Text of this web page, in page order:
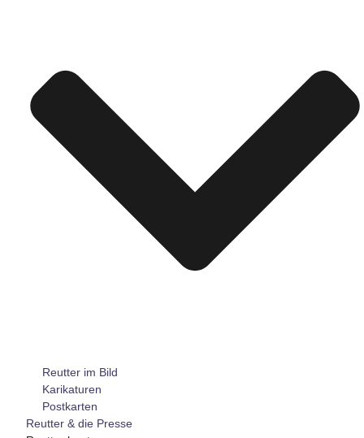
Reutter im Bild
Karikaturen
Postkarten
Reutter & die Presse